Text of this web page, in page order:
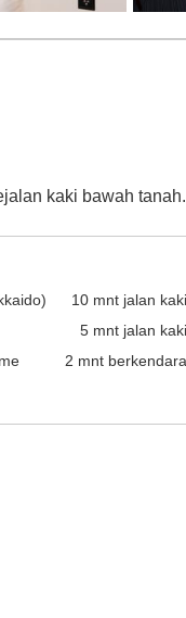
kaki bawah tanah.
10mnt jalan kaki
5mnt jalan kaki
2 mnt berkendara